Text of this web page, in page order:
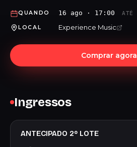
QUANDO 16 ago · 17:00 ATÉ
LOCAL Experience Music
Comprar agora
Ingressos
ANTECIPADO 2º LOTE